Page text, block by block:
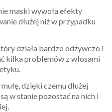
maski wywoła efekty
dłużej niż w przypadku
działa bardzo odżywczo i
kilka problemów z włosami
dzięki czemu dłużej
w stanie pozostać na nich i